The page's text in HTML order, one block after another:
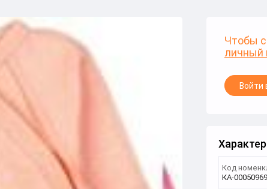
Чтобы
личный
Войти
Код
КА-00050969